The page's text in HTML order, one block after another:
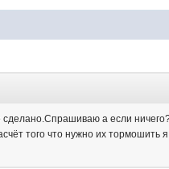
сделано.Спрашиваю а если
того что нужно их тормошить